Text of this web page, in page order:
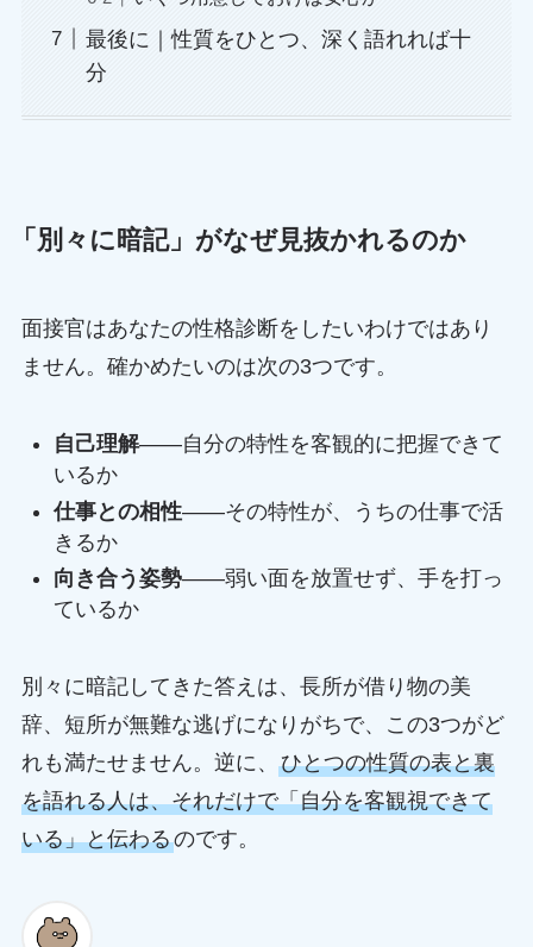
最後に｜性質をひとつ、深く語れれば十
分
「別々に暗記」がなぜ見抜かれるのか
面接官はあなたの性格診断をしたいわけではあり
ません。確かめたいのは次の3つです。
自己理解——自分の特性を客観的に把握できて
いるか
仕事との相性——その特性が、うちの仕事で活
きるか
向き合う姿勢——弱い面を放置せず、手を打っ
ているか
別々に暗記してきた答えは、長所が借り物の美
辞、短所が無難な逃げになりがちで、この3つがど
れも満たせません。逆に、 ひとつの性質の表と裏
を語れる人は、それだけで「自分を客観視できて
いる」と伝わるのです。